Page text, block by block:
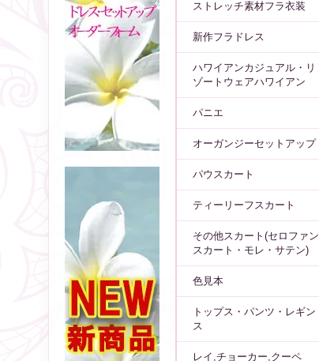
ストレッチ素材フラ衣装
新作フラドレス
ハワイアンカジュアル・リ
ゾートウェアハワイアン
パニエ
オーガンジーセットアップ
パウスカート
ティーリーフスカート
その他スカート(セロファン
スカート・モレ・サテン)
色見本
トップス・パンツ・レギン
ス
レイ,チョーカー,クーペ